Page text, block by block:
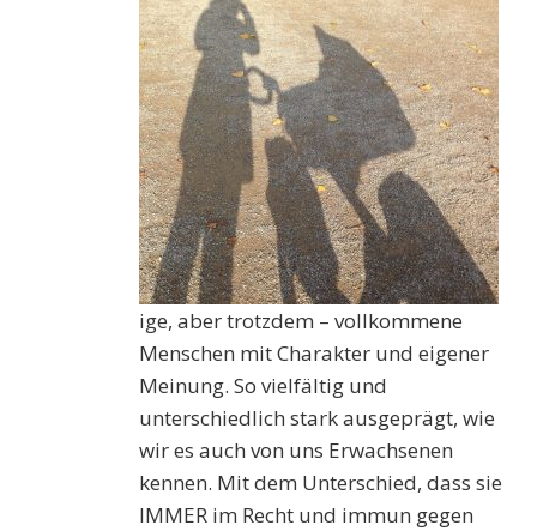
ige, aber trotzdem – vollkommene
Menschen mit Charakter und eigener
Meinung. So vielfältig und
unterschiedlich stark ausgeprägt, wie
wir es auch von uns Erwachsenen
kennen. Mit dem Unterschied, dass sie
IMMER im Recht und immun gegen